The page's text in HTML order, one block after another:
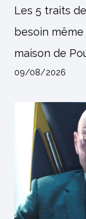
Les 5 traits
besoin
maison de
09/08/2026